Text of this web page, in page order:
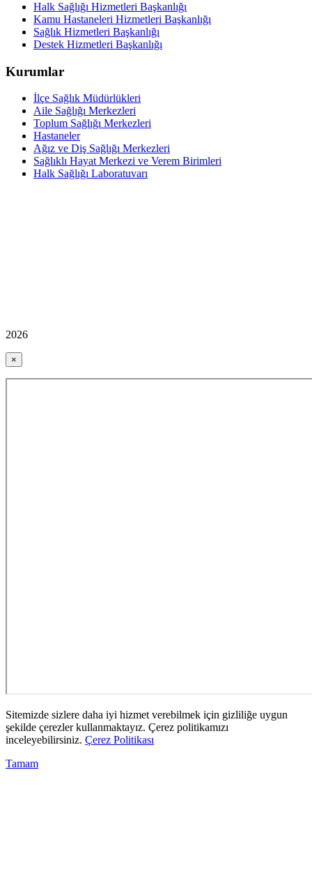
Halk Sağlığı Hizmetleri Başkanlığı
Kamu Hastaneleri Hizmetleri Başkanlığı
Sağlık Hizmetleri Başkanlığı
Destek Hizmetleri Başkanlığı
Kurumlar
İlçe Sağlık Müdürlükleri
Aile Sağlığı Merkezleri
Toplum Sağlığı Merkezleri
Hastaneler
Ağız ve Diş Sağlığı Merkezleri
Sağlıklı Hayat Merkezi ve Verem Birimleri
Halk Sağlığı Laboratuvarı
2026
×
Sitemizde sizlere daha iyi hizmet verebilmek için gizliliğe uygun
şekilde çerezler kullanmaktayız. Çerez politikamızı
inceleyebilirsiniz. Çerez Politikası
Tamam